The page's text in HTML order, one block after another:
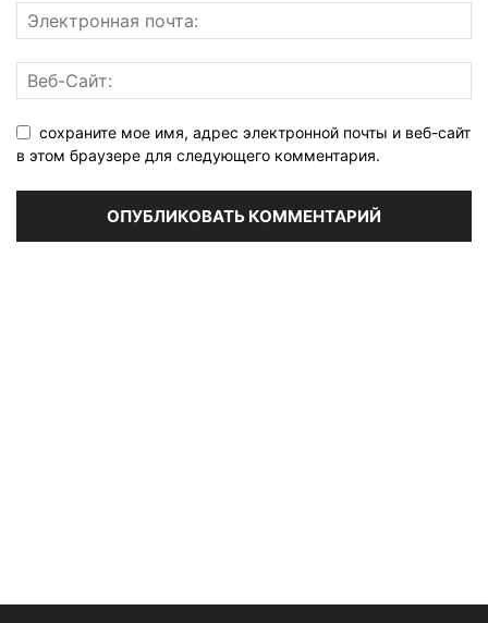
сохраните мое имя, адрес электронной почты и веб-сайт
в этом браузере для следующего комментария.